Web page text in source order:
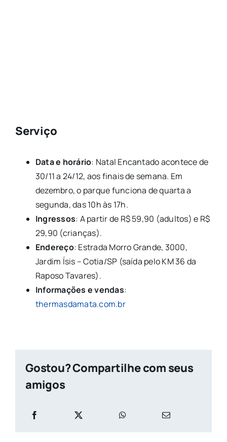
Serviço
Data e horário: Natal Encantado acontece de
30/11 a 24/12, aos finais de semana. Em
dezembro, o parque funciona de quarta a
segunda, das 10h às 17h.
Ingressos: A partir de R$ 59,90 (adultos) e R$
29,90 (crianças).
Endereço: Estrada Morro Grande, 3000,
Jardim Ísis – Cotia/SP (saída pelo KM 36 da
Raposo Tavares).
Informações e vendas:
thermasdamata.com.br
Gostou? Compartilhe com seus
amigos